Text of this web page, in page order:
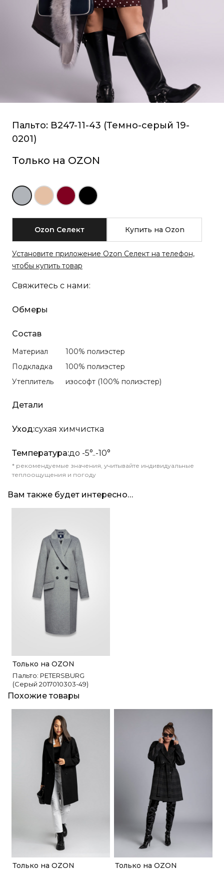
Пальто: В247-11-43 (Темно-серый 19-
0201)
Только на OZON
Ozon Селект Купить на Ozon
Установите приложение Ozon Селект на телефон,
чтобы купить товар
Свяжитесь с нами:
Обмеры
Состав
Материал
100% полиэстер
Подкладка
100% полиэстер
Утеплитель
изософт (100% полиэстер)
Детали
Уход:сухая химчистка
Температура:до -5°..-10°
* рекомендуемые значения, учитывайте индивидуальные
теплоощущения и погоду
Вам также будет интересно…
Пальто: PETERSBURG
(Серый 2017010303-49)
Только на OZON
Похожие товары
Только на OZON Только на OZON